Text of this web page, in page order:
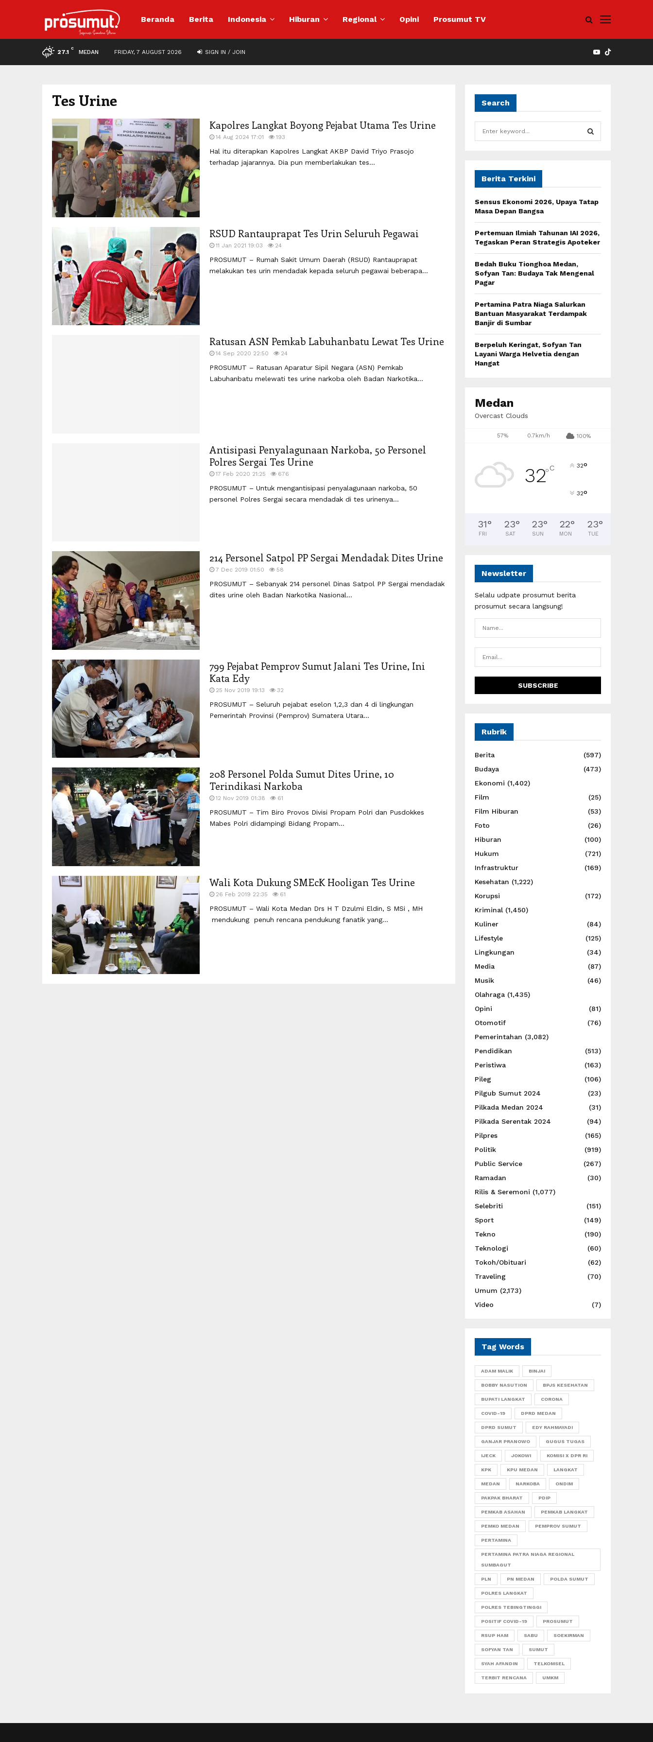
Beranda Berita Indonesia Hiburan Regional Opini Prosumut TV
27.1
C
MEDAN FRIDAY, 7 AUGUST 2026 SIGN IN / JOIN YOUTUBE
Tes Urine
Kapolres Langkat Boyong Pejabat Utama Tes Urine
14 Aug 2024 17:01 193
Hal itu diterapkan Kapolres Langkat AKBP David Triyo Prasojo
terhadap jajarannya. Dia pun memberlakukan tes...
RSUD Rantauprapat Tes Urin Seluruh Pegawai
11 Jan 2021 19:03 24
PROSUMUT – Rumah Sakit Umum Daerah (RSUD) Rantauprapat
melakukan tes urin mendadak kepada seluruh pegawai beberapa...
Ratusan ASN Pemkab Labuhanbatu Lewat Tes Urine
14 Sep 2020 22:50 24
PROSUMUT – Ratusan Aparatur Sipil Negara (ASN) Pemkab
Labuhanbatu melewati tes urine narkoba oleh Badan Narkotika...
Antisipasi Penyalagunaan Narkoba, 50 Personel
Polres Sergai Tes Urine
17 Feb 2020 21:25 676
PROSUMUT – Untuk mengantisipasi penyalagunaan narkoba, 50
personel Polres Sergai secara mendadak di tes urinenya...
214 Personel Satpol PP Sergai Mendadak Dites Urine
7 Dec 2019 01:50 58
PROSUMUT – Sebanyak 214 personel Dinas Satpol PP Sergai mendadak
dites urine oleh Badan Narkotika Nasional...
799 Pejabat Pemprov Sumut Jalani Tes Urine, Ini
Kata Edy
25 Nov 2019 19:13 32
PROSUMUT – Seluruh pejabat eselon 1,2,3 dan 4 di lingkungan
Pemerintah Provinsi (Pemprov) Sumatera Utara...
208 Personel Polda Sumut Dites Urine, 10
Terindikasi Narkoba
12 Nov 2019 01:38 61
PROSUMUT – Tim Biro Provos Divisi Propam Polri dan Pusdokkes
Mabes Polri didampingi Bidang Propam...
Wali Kota Dukung SMEcK Hooligan Tes Urine
26 Feb 2019 22:35 61
PROSUMUT – Wali Kota Medan Drs H T Dzulmi Eldin, S MSi , MH
mendukung penuh rencana pendukung fanatik yang...
Search
f
r
Berita Terkini
Sensus Ekonomi 2026, Upaya Tatap
Masa Depan Bangsa
Pertemuan Ilmiah Tahunan IAI 2026,
Tegaskan Peran Strategis Apoteker
Bedah Buku Tionghoa Medan,
Sofyan Tan: Budaya Tak Mengenal
Pagar
Pertamina Patra Niaga Salurkan
Bantuan Masyarakat Terdampak
Banjir di Sumbar
Berpeluh Keringat, Sofyan Tan
Layani Warga Helvetia dengan
Hangat
Medan
Overcast Clouds
57% 0.7km/h 100%
32°C 32°
32°
31°
FRI
23°
SAT
23°
SUN
22°
MON
23°
TUE
Newsletter
Selalu udpate prosumut berita
prosumut secara langsung!
Rubrik
Berita
(597)
Budaya
(473)
Ekonomi (1,402)
Film
(25)
Film Hiburan
(53)
Foto
(26)
Hiburan
(100)
Hukum
(721)
Infrastruktur
(169)
Kesehatan (1,222)
Korupsi
(172)
Kriminal (1,450)
Kuliner
(84)
Lifestyle
(125)
Lingkungan
(34)
Media
(87)
Musik
(46)
Olahraga (1,435)
Opini
(81)
Otomotif
(76)
Pemerintahan (3,082)
Pendidikan
(513)
Peristiwa
(163)
Pileg
(106)
Pilgub Sumut 2024
(23)
Pilkada Medan 2024
(31)
Pilkada Serentak 2024
(94)
Pilpres
(165)
Politik
(919)
Public Service
(267)
Ramadan
(30)
Rilis & Seremoni (1,077)
Selebriti
(151)
Sport
(149)
Tekno
(190)
Teknologi
(60)
Tokoh/Obituari
(62)
Traveling
(70)
Umum (2,173)
Video
(7)
Tag Words
ADAM MALIK BINJAI
BOBBY NASUTION BPJS KESEHATAN
BUPATI LANGKAT CORONA
COVID-19 DPRD MEDAN
DPRD SUMUT EDY RAHMAYADI
GANJAR PRANOWO GUGUS TUGAS
IJECK JOKOWI KOMISI X DPR RI
KPK KPU MEDAN LANGKAT
MEDAN NARKOBA ONDIM
PAKPAK BHARAT PDIP
PEMKAB ASAHAN PEMKAB LANGKAT
PEMKO MEDAN PEMPROV SUMUT
PERTAMINA
PERTAMINA PATRA NIAGA REGIONAL
SUMBAGUT
PLN PN MEDAN POLDA SUMUT
POLRES LANGKAT
POLRES TEBINGTINGGI
POSITIF COVID-19 PROSUMUT
RSUP HAM SABU SOEKIRMAN
SOFYAN TAN SUMUT
SYAH AFANDIN TELKOMSEL
TERBIT RENCANA UMKM